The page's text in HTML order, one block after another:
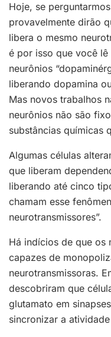
Hoje, se
provavelmente dirão
libera o mesmo
é por isso que você
neurônios
liberando dopamina
Mas novos trabalhos
neurônios não são
substâncias químicas
Algumas células
que liberam
liberando até cinco
chamam esse
neurotransmissores”.
Há indícios de que os
capazes de
neurotransmissoras.
descobriram que
glutamato em
sincronizar a